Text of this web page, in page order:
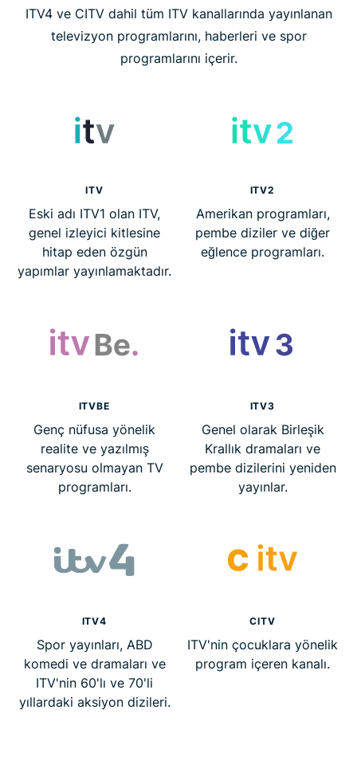
ITV4 ve CITV dahil tüm ITV kanallarında yayınlanan
televizyon programlarını, haberleri ve spor
programlarını içerir.
ITV
Eski adı ITV1 olan ITV,
genel izleyici kitlesine
hitap eden özgün
yapımlar yayınlamaktadır.
ITV2
Amerikan programları,
pembe diziler ve diğer
eğlence programları.
ITVBE
Genç nüfusa yönelik
realite ve yazılmış
senaryosu olmayan TV
programları.
ITV3
Genel olarak Birleşik
Krallık dramaları ve
pembe dizilerini yeniden
yayınlar.
ITV4
Spor yayınları, ABD
komedi ve dramaları ve
ITV'nin 60'lı ve 70'li
yıllardaki aksiyon dizileri.
CITV
ITV'nin çocuklara yönelik
program içeren kanalı.